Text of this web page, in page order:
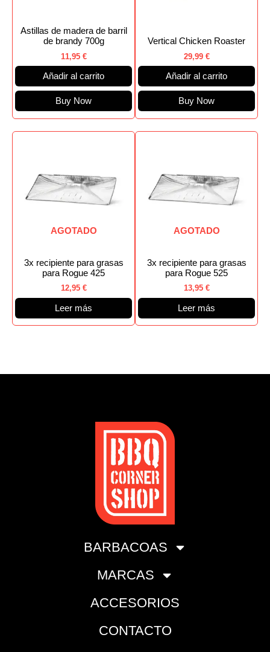
Astillas de madera de barril
de brandy 700g
11,95 €
Añadir al carrito
Buy Now
Vertical Chicken Roaster
29,99 €
Añadir al carrito
Buy Now
AGOTADO
3x recipiente para grasas
para Rogue 425
12,95 €
Leer más
AGOTADO
3x recipiente para grasas
para Rogue 525
13,95 €
Leer más
BARBACOAS
MARCAS
ACCESORIOS
CONTACTO